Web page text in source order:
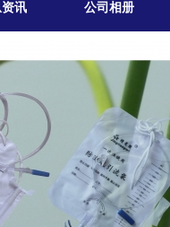
讯 公司相册